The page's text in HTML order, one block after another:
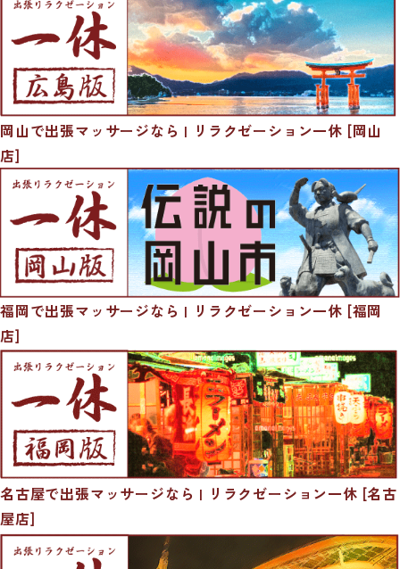
岡山で出張マッサージなら | リラクゼーション一休 [岡山
店]
福岡で出張マッサージなら | リラクゼーション一休 [福岡
店]
名古屋で出張マッサージなら | リラクゼーション一休 [名古
屋店]